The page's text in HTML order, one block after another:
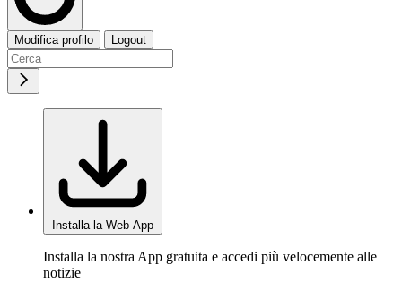
Modifica profilo Logout
Installa la Web App
Installa la nostra App gratuita e accedi più velocemente alle
notizie